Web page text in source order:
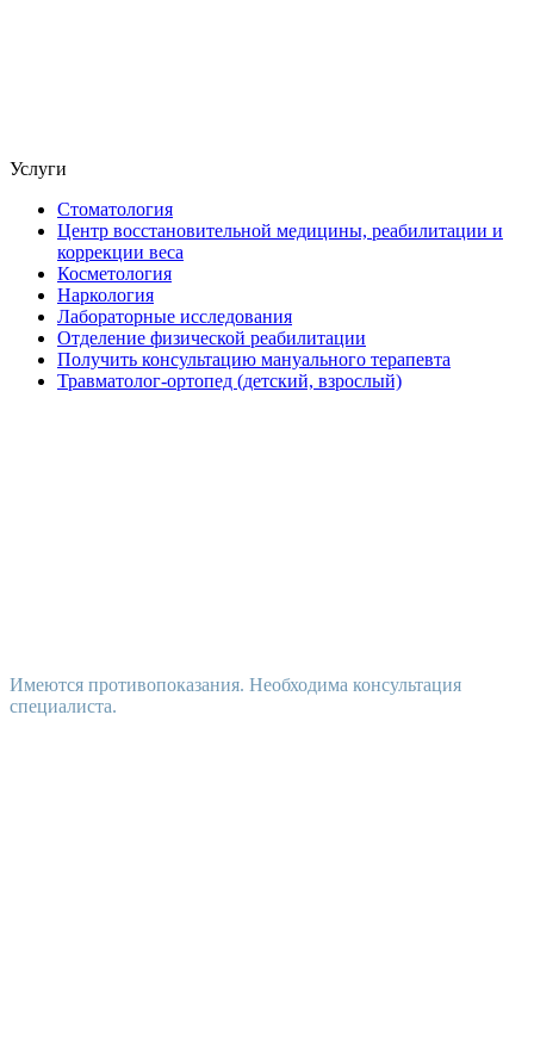
Услуги
Стоматология
Центр восстановительной медицины, реабилитации и
коррекции веса
Косметология
Наркология
Лабораторные исследования
Отделение физической реабилитации
Получить консультацию мануального терапевта
Травматолог-ортопед (детский, взрослый)
Имеются противопоказания. Необходима консультация
специалиста.